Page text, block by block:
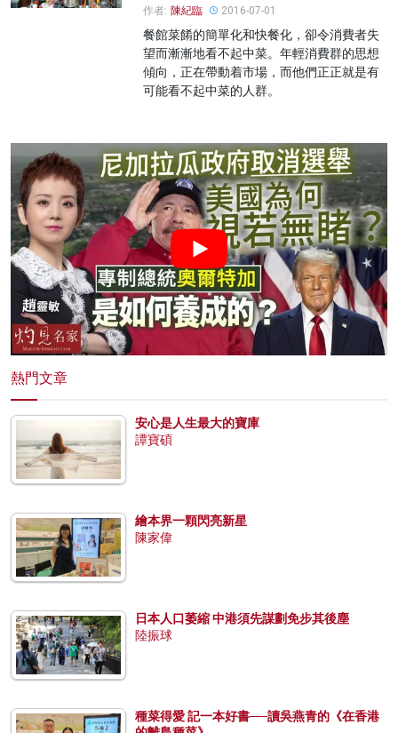
作者: 陳紀臨 2016-07-01
餐館菜餚的簡單化和快餐化，卻令消費者失
望而漸漸地看不起中菜。年輕消費群的思想
傾向，正在帶動着市場，而他們正正就是有
可能看不起中菜的人群。
熱門文章
安心是人生最大的寶庫
譚寶碩
繪本界一顆閃亮新星
陳家偉
日本人口萎縮 中港須先謀劃免步其後塵
陸振球
種菜得愛 記一本好書──讀吳燕青的《在香港